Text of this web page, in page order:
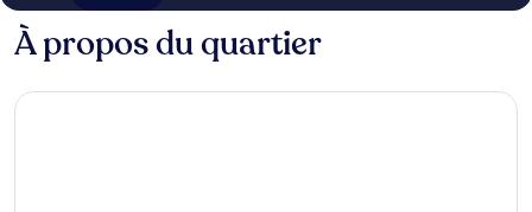
À propos du quartier